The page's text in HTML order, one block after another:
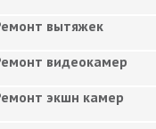
вытяжек
видеокамер
экшн камер